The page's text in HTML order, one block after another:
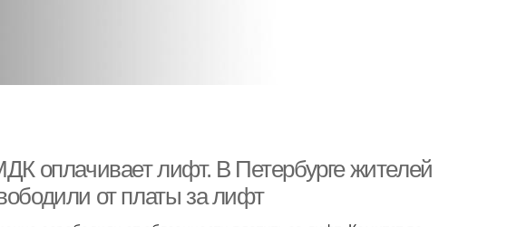
оплачивает лифт. В Петербурге жителей
от платы за лифт